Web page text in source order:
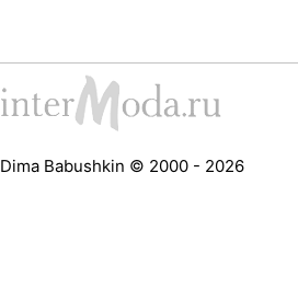
Dima Babushkin © 2000 - 2026